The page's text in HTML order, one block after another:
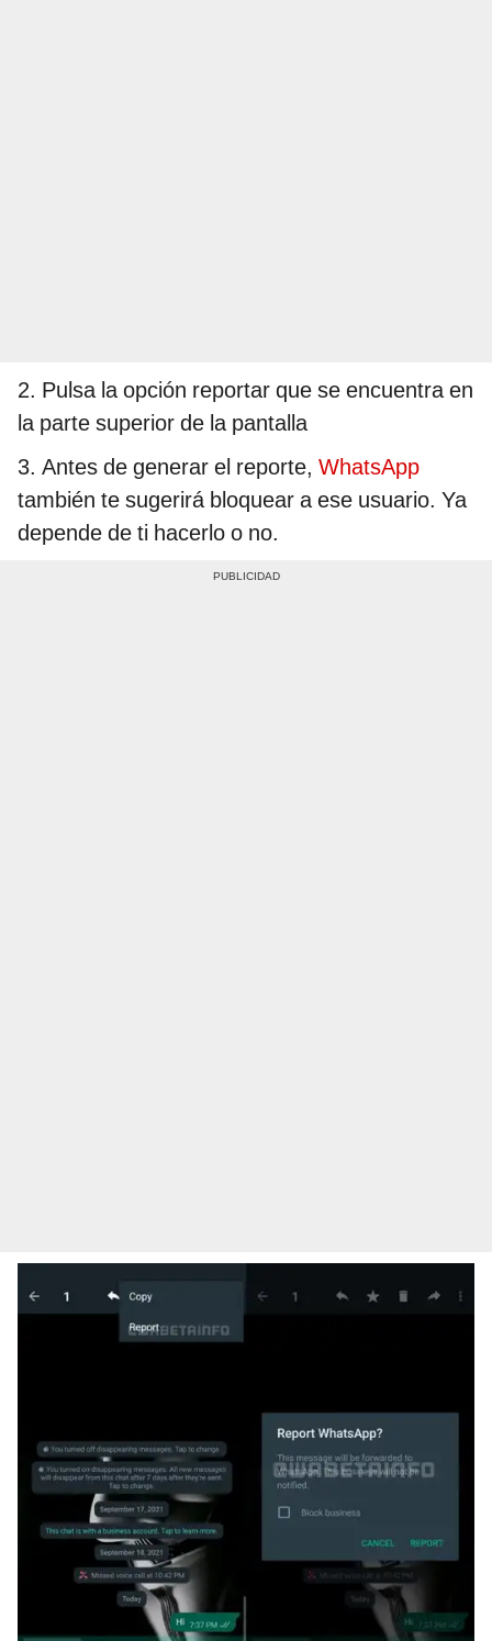
2. Pulsa la opción reportar que se encuentra en
la parte superior de la pantalla
3. Antes de generar el reporte, WhatsApp
también te sugerirá bloquear a ese usuario. Ya
depende de ti hacerlo o no.